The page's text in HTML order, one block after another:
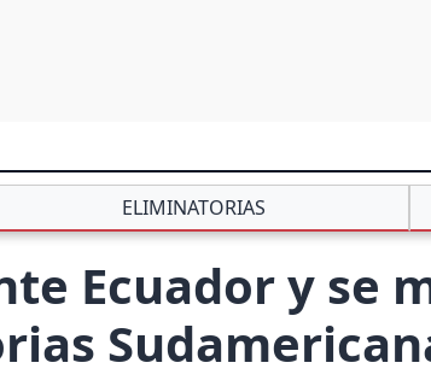
ELIMINATORIAS
Ecuador y se